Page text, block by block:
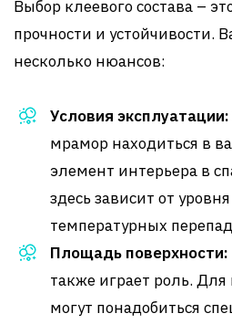
Выбор клеевого состава –
прочности и устойчивости.
несколько нюансов:
Условия эксплуатации:
мрамор находиться в
элемент интерьера в
здесь зависит от
температурных
Площадь поверхности:
также играет роль.
могут понадобиться